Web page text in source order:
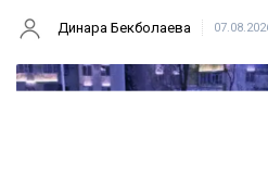
Динара Бекболаева